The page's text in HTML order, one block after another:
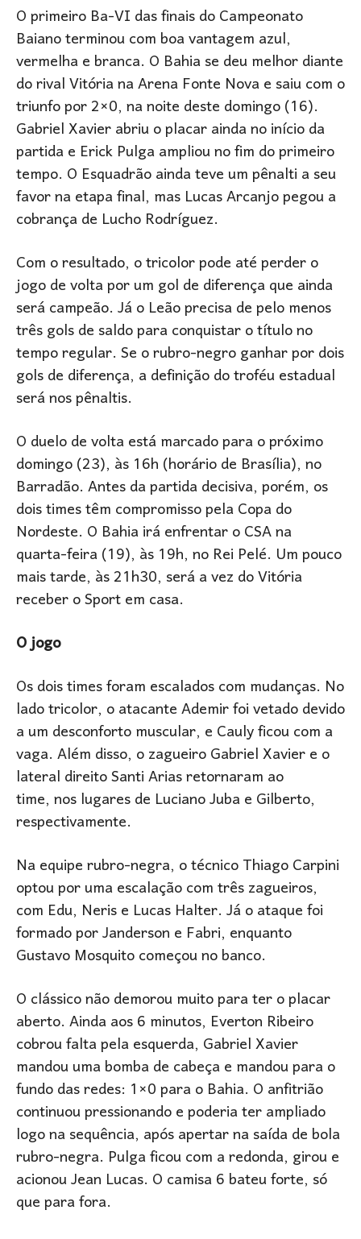
O primeiro Ba-VI das finais do Campeonato
Baiano terminou com boa vantagem azul,
vermelha e branca. O Bahia se deu melhor diante
do rival Vitória na Arena Fonte Nova e saiu com o
triunfo por 2×0, na noite deste domingo (16).
Gabriel Xavier abriu o placar ainda no início da
partida e Erick Pulga ampliou no fim do primeiro
tempo. O Esquadrão ainda teve um pênalti a seu
favor na etapa final, mas Lucas Arcanjo pegou a
cobrança de Lucho Rodríguez.
Com o resultado, o tricolor pode até perder o
jogo de volta por um gol de diferença que ainda
será campeão. Já o Leão precisa de pelo menos
três gols de saldo para conquistar o título no
tempo regular. Se o rubro-negro ganhar por dois
gols de diferença, a definição do troféu estadual
será nos pênaltis.
O duelo de volta está marcado para o próximo
domingo (23), às 16h (horário de Brasília), no
Barradão. Antes da partida decisiva, porém, os
dois times têm compromisso pela Copa do
Nordeste. O Bahia irá enfrentar o CSA na
quarta-feira (19), às 19h, no Rei Pelé. Um pouco
mais tarde, às 21h30, será a vez do Vitória
receber o Sport em casa.
O jogo
Os dois times foram escalados com mudanças. No
lado tricolor, o atacante Ademir foi vetado devido
a um desconforto muscular, e Cauly ficou com a
vaga. Além disso, o zagueiro Gabriel Xavier e o
lateral direito Santi Arias retornaram ao
time, nos lugares de Luciano Juba e Gilberto,
respectivamente.
Na equipe rubro-negra, o técnico Thiago Carpini
optou por uma escalação com três zagueiros,
com Edu, Neris e Lucas Halter. Já o ataque foi
formado por Janderson e Fabri, enquanto
Gustavo Mosquito começou no banco.
O clássico não demorou muito para ter o placar
aberto. Ainda aos 6 minutos, Everton Ribeiro
cobrou falta pela esquerda, Gabriel Xavier
mandou uma bomba de cabeça e mandou para o
fundo das redes: 1×0 para o Bahia. O anfitrião
continuou pressionando e poderia ter ampliado
logo na sequência, após apertar na saída de bola
rubro-negra. Pulga ficou com a redonda, girou e
acionou Jean Lucas. O camisa 6 bateu forte, só
que para fora.